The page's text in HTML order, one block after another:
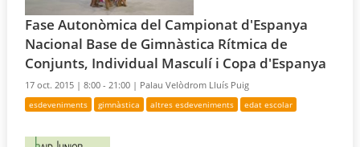
Fase Autonòmica del Campionat d'Espanya
Nacional Base de Gimnàstica Rítmica de
Conjunts, Individual Masculí i Copa d'Espanya
17 oct. 2015 |8:00 - 21:00 | Palau Velòdrom Lluís Puig
esdeveniments gimnàstica altres esdeveniments edat escolar